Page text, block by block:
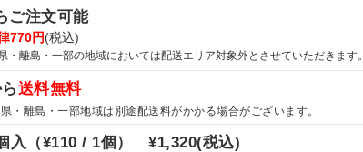
ご注文可能
770円(税込)
・離島・一部の地域においては配送エリア対象外とさせていただきます。
送料無料
・離島・一部地域は別途配送料がかかる場合がございます。
入（¥110 / 1個）¥1,320(税込)